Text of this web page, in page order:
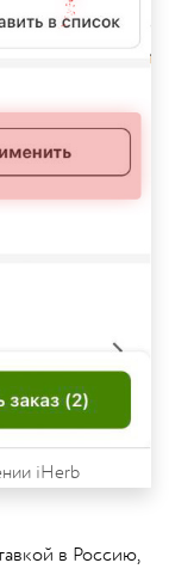
iHerb
в Россию,